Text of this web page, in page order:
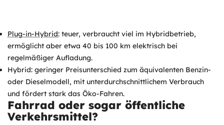
Plug-in-Hybrid: teuer, verbraucht viel im Hybridbetrieb,
ermöglicht aber etwa 40 bis 100 km elektrisch bei
regelmäßiger Aufladung.
Hybrid: geringer Preisunterschied zum äquivalenten Benzin-
oder Dieselmodell, mit unterdurchschnittlichem Verbrauch
und fördert stark das Öko-Fahren.
Fahrrad oder sogar öffentliche
Verkehrsmittel?